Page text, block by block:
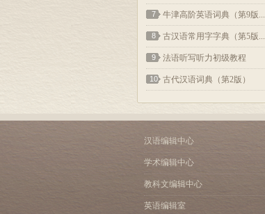
7 牛津高阶英语词典（第9版...
8 古汉语常用字字典（第5版...
9 法语听写听力初级教程
10 古代汉语词典（第2版）
汉语编辑中心
学术编辑中心
教科文编辑中心
英语编辑室